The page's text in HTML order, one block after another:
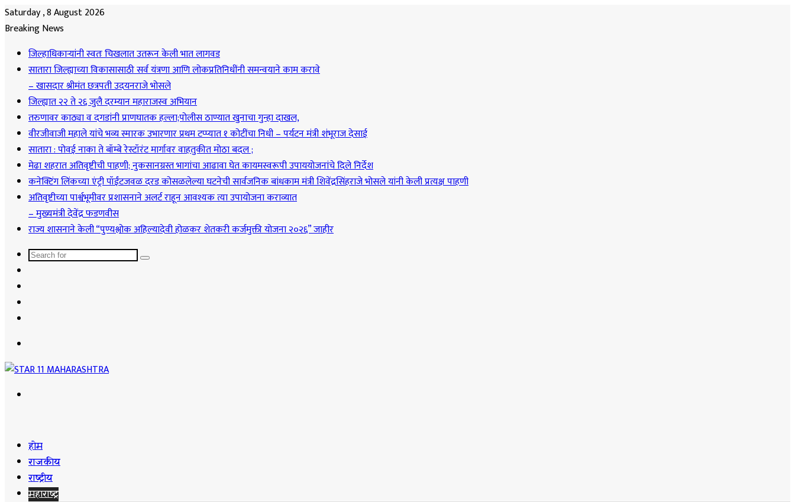
Saturday , 8 August 2026
Breaking News
जिल्हाधिकाऱ्यांनी स्वतः चिखलात उतरून केली भात लागवड
सातारा जिल्ह्याच्या विकासासाठी सर्व यंत्रणा आणि लोकप्रतिनिधींनी समन्वयाने काम करावे
– खासदार श्रीमंत छत्रपती उदयनराजे भोसले
जिल्ह्यात २२ ते २६ जुलै दरम्यान महाराजस्व अभियान
तरुणावर काठ्या व दगडांनी प्राणघातक हल्ला;पोलीस ठाण्यात खुनाचा गुन्हा दाखल,
वीरजीवाजी महाले यांचे भव्य स्मारक उभारणार प्रथम टप्प्यात १ कोटींचा निधी – पर्यटन मंत्री शंभूराज देसाई
सातारा : पोवई नाका ते बॉम्बे रेस्टॉरंट मार्गावर वाहतुकीत मोठा बदल ;
मेढा शहरात अतिवृष्टीची पाहणी; नुकसानग्रस्त भागांचा आढावा घेत कायमस्वरूपी उपाययोजनांचे दिले निर्देश
कनेक्टिंग लिंकच्या एंट्री पॉईंटजवळ दरड कोसळलेल्या घटनेची सार्वजनिक बांधकाम मंत्री शिवेंद्रसिंहराजे भोसले यांनी केली प्रत्यक्ष पाहणी
अतिवृष्टीच्या पार्श्वभूमीवर प्रशासनाने अलर्ट राहून आवश्यक त्या उपायोजना कराव्यात
– मुख्यमंत्री देवेंद्र फडणवीस
राज्य शासनाने केली “पुण्यश्लोक अहिल्यादेवी होळकर शेतकरी कर्जमुक्ती योजना २०२६” जाहीर
Search
होम
राजकीय
राष्ट्रीय
महाराष्ट्र